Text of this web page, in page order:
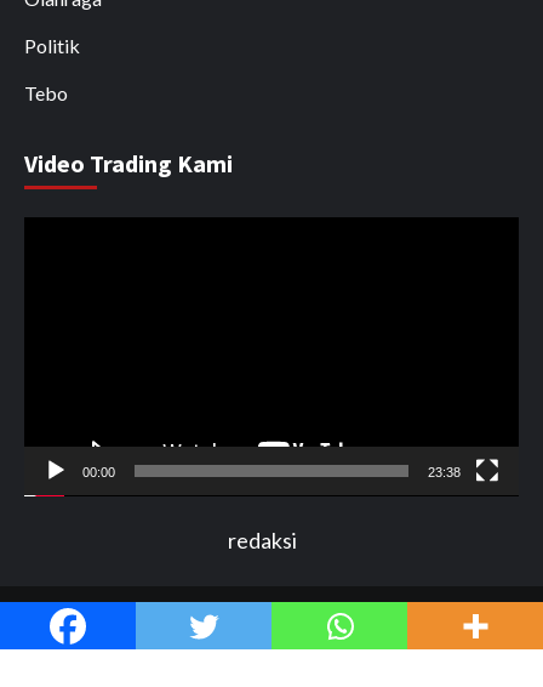
Politik
Tebo
Video Trading Kami
00:00 23:38
redaksi
Copyright by ©Detexi.id 2017 All rights reserved.